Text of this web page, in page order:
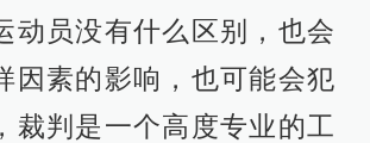
动员没有什么区别，也会
因素的影响，也可能会犯
裁判是一个高度专业的工